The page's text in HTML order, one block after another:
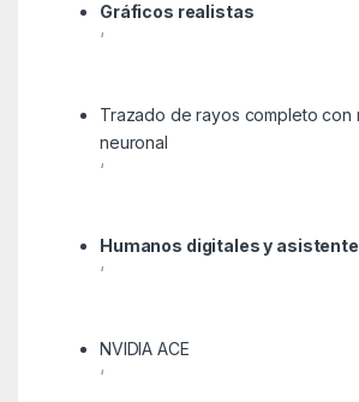
Gráficos realistas
‘
Trazado de rayos completo con
neuronal
‘
Humanos digitales y
‘
NVIDIA ACE
‘